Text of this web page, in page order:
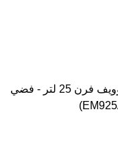
ميديا ميكروويف فرن 25 لتر - فضي